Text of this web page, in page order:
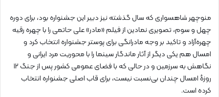
منوچهر شاهسواری که سال گذشته نیز دبیر این جشنواره بود، برای دوره
چهل و سوم، تصویری نمادین از فیلم «مادر» علی حاتمی را ‌با چهره رقیه
چهره‌آزاد و تاکید بر وجه مادرانگی برای پوستر جشنواره انتخاب کرد و
امسال هم یکی دیگر از آثار ماندگار سینما را با محوریت مرد ایرانی و
نگاهش به سرزمین و در حالی که با فضای عمومی کشور پس از جنگ ۱۲
روزهٔ امسال چندان بی‌نسبت نیست، برای قاب اصلی جشنواره انتخاب
کرده است.